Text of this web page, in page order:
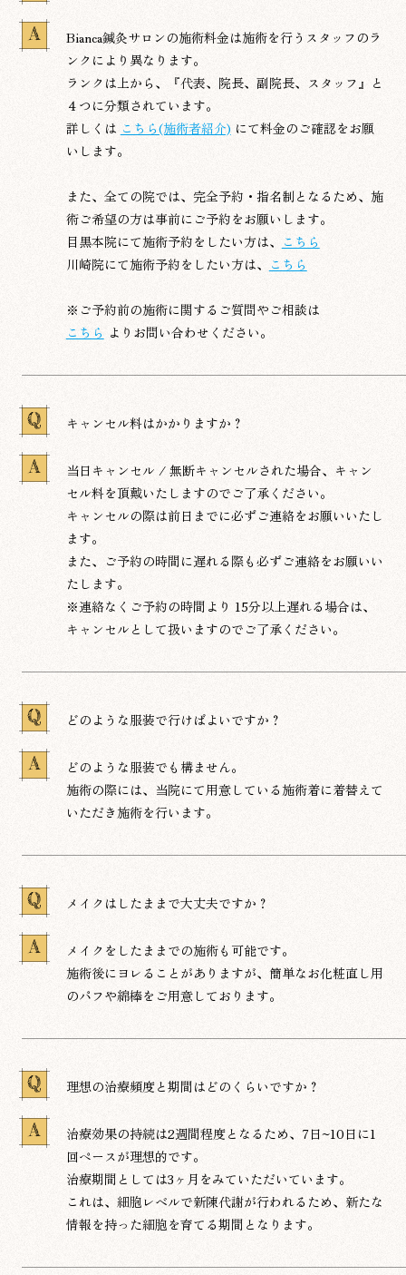
A
Bianca鍼灸サロンの施術料金は施術を行うスタッフのラ
ンクにより異なります。
ランクは上から、『代表、院長、副院長、スタッフ』と
４つに分類されています。
詳しくは こちら(施術者紹介) にて料金のご確認をお願
いします。
また、全ての院では、完全予約・指名制となるため、施
術ご希望の方は事前にご予約をお願いします。
目黒本院にて施術予約をしたい方は、 こちら
川崎院にて施術予約をしたい方は、 こちら
※ご予約前の施術に関するご質問やご相談は
こちら よりお問い合わせください。
Q キャンセル料はかかりますか？
A
当日キャンセル / 無断キャンセルされた場合、キャン
セル料を頂戴いたしますのでご了承ください。
キャンセルの際は前日までに必ずご連絡をお願いいたし
ます。
また、ご予約の時間に遅れる際も必ずご連絡をお願いい
たします。
​※連絡なくご予約の時間より 15分以上遅れる場合は、
キャンセルとして扱いますのでご了承ください。
Q どのような服装で行けばよいですか？
A
どのような服装でも構ません。
施術の際には、当院にて用意している施術着に着替えて
いただき施術を行います。
Q メイクはしたままで大丈夫ですか？
A
メイクをしたままでの施術も可能です。
​施術後にヨレることがありますが、簡単なお化粧直し用
のパフや綿棒をご用意しております。
Q 理想の治療頻度と期間はどのくらいですか？
A
治療効果の持続は2週間程度となるため、7日~10日に1
回ペースが理想的です。
治療期間としては3ヶ月をみていただいています。
これは、細胞レベルで新陳代謝が行われるため、新たな
情報を持った細胞を育てる期間となります。